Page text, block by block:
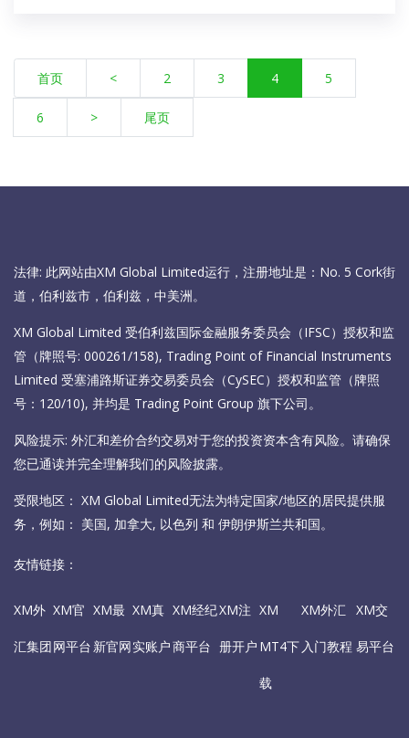
首页 < 2 3 4 5
6 > 尾页
法律: 此网站由XM Global Limited运行，注册地址是：No. 5 Cork街
道，伯利兹市，伯利兹，中美洲。
XM Global Limited 受伯利兹国际金融服务委员会（IFSC）授权和监
管（牌照号: 000261/158), Trading Point of Financial Instruments
Limited 受塞浦路斯证券交易委员会（CySEC）授权和监管（牌照
号：120/10), 并均是 Trading Point Group 旗下公司。
风险提示: 外汇和差价合约交易对于您的投资资本含有风险。请确保
您已通读并完全理解我们的风险披露。
受限地区： XM Global Limited无法为特定国家/地区的居民提供服
务，例如： 美国, 加拿大, 以色列 和 伊朗伊斯兰共和国。
友情链接：
XM外
汇集团
XM官
网平台
XM最
新官网
XM真
实账户
XM经纪
商平台
XM注
册开户
XM
MT4下
载
XM外汇
入门教程
XM交
易平台